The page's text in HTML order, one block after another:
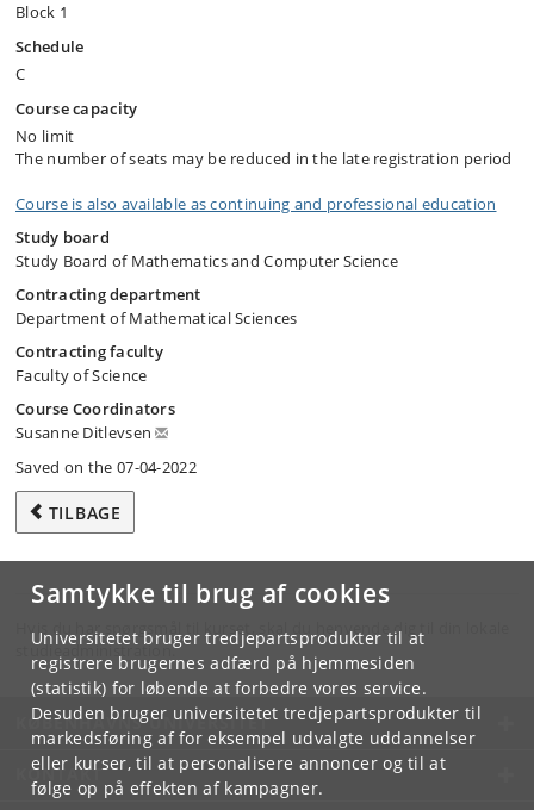
Samtykke til brug af cookies
Universitetet bruger tredjepartsprodukter til at
registrere brugernes adfærd på hjemmesiden
(statistik) for løbende at forbedre vores service.
Desuden bruger universitetet tredjepartsprodukter til
markedsføring af for eksempel udvalgte uddannelser
eller kurser, til at personalisere annoncer og til at
følge op på effekten af kampagner.
Block 1
Schedule
C
Course capacity
No limit
The number of seats may be reduced in the late registration period
Course is also available as continuing and professional education
Study board
Study Board of Mathematics and Computer Science
Contracting department
Department of Mathematical Sciences
Contracting faculty
Faculty of Science
Course Coordinators
Susanne Ditlevsen
Saved on the 07-04-2022
TILBAGE
Hvis du har spørgsmål til kurset, skal du henvende dig til din lokale
studieadministration.
KØBENHAVNS UNIVERSITET
KONTAKT